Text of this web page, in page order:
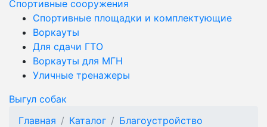
Спортивные сооружения
Спортивные площадки и комплектующие
Воркауты
Для сдачи ГТО
Воркауты для МГН
Уличные тренажеры
Выгул собак
Главная
Каталог
Благоустройство